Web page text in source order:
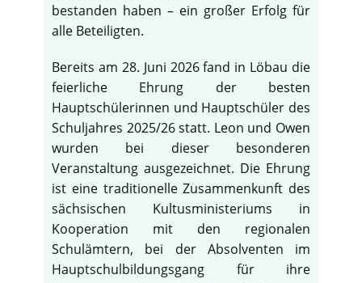
bestanden haben – ein großer Erfolg für
alle Beteiligten.
Bereits am 28. Juni 2026 fand in Löbau die
feierliche Ehrung der besten
Hauptschülerinnen und Hauptschüler des
Schuljahres 2025/26 statt. Leon und Owen
wurden bei dieser besonderen
Veranstaltung ausgezeichnet. Die Ehrung
ist eine traditionelle Zusammenkunft des
sächsischen Kultusministeriums in
Kooperation mit den regionalen
Schulämtern, bei der Absolventen im
Hauptschulbildungsgang für ihre